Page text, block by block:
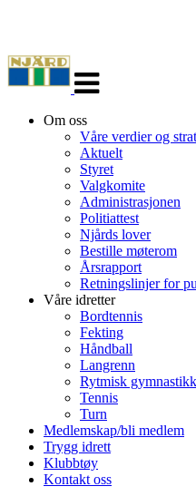
navigasjon
Om oss
Våre verdier og
Aktuelt
Styret
Valgkomite
Administrasjonen
Politiattest
Njårds lover
Bestille møterom
Årsrapport
Retningslinjer for
Våre idretter
Bordtennis
Fekting
Håndball
Langrenn
Rytmisk gymnastikk
Tennis
Turn
Medlemskap/bli medlem
Trygg idrett
Klubbtøy
Kontakt oss